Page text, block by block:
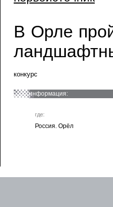
В Орле
конкурс
информация:
где:
Россия. Орёл